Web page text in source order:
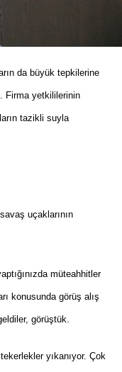
da büyük tepkilerine
Firma yetkililerinin
tazikli suyla
uçaklarının
müteahhitler
konusunda görüş alış
görüştük.
yıkanıyor. Çok